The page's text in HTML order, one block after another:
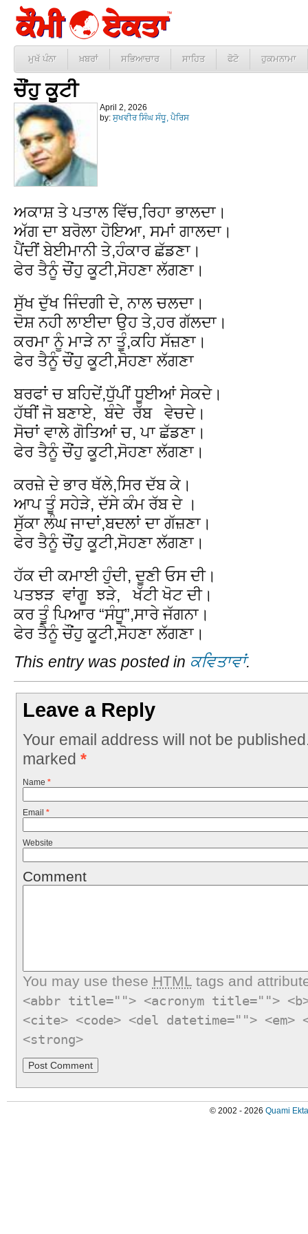
ਮੁਖੱ ਪੰਨਾ ਖ਼ਬਰਾਂ ਸਭਿਆਚਾਰ ਸਾਹਿਤ ਫੋਟੋ ਹੁਕਮਨਾਮਾ
ਚੌਂਹੁ ਕੂਟੀ
April 2, 2026
by: ਸੁਖਵੀਰ ਸਿੰਘ ਸੰਧੂ, ਪੈਰਿਸ
ਅਕਾਸ਼ ਤੇ ਪਤਾਲ ਵਿੱਚ,ਰਿਹਾ ਭਾਲਦਾ।
ਅੱਗ ਦਾ ਬਰੋਲਾ ਹੋਇਆ, ਸਮਾਂ ਗਾਲਦਾ।
ਪੈਂਦੀਂ ਬੇਈਮਾਨੀ ਤੇ,ਹੰਕਾਰ ਛੱਡਣਾ।
ਫੇਰ ਤੈਨੂੰ ਚੌਂਹੁ ਕੂਟੀ,ਸੋਹਣਾ ਲੱਗਣਾ।
ਸੁੱਖ ਦੁੱਖ ਜਿੰਦਗੀ ਦੇ, ਨਾਲ ਚਲਦਾ।
ਦੋਸ਼ ਨਹੀ ਲਾਈਦਾ ਉਹ ਤੇ,ਹਰ ਗੱਲਦਾ।
ਕਰਮਾ ਨੂੰ ਮਾੜੇ ਨਾ ਤੂੰ,ਕਹਿ ਸੱਜ਼ਣਾ।
ਫੇਰ ਤੈਨੂੰ ਚੌਂਹੁ ਕੂਟੀ,ਸੋਹਣਾ ਲੱਗਣਾ
ਬਰਫਾਂ ਚ ਬਹਿਦੇਂ,ਧੁੱਪੀਂ ਧੂਈਆਂ ਸੇਕਦੇ।
ਹੱਥੀਂ ਜੋ ਬਣਾਏ, ਬੰਦੇ ਰੱਬ ਵੇਚਦੇ।
ਸੋਚਾਂ ਵਾਲੇ ਗੋਤਿਆਂ ਚ, ਪਾ ਛੱਡਣਾ।
ਫੇਰ ਤੈਨੂੰ ਚੌਂਹੁ ਕੂਟੀ,ਸੋਹਣਾ ਲੱਗਣਾ।
ਕਰਜ਼ੇ ਦੇ ਭਾਰ ਥੱਲੇ,ਸਿਰ ਦੱਬ ਕੇ।
ਆਪ ਤੂੰ ਸਹੇੜੇ, ਦੱਸੇ ਕੰਮ ਰੱਬ ਦੇ ।
ਸੁੱਕਾ ਲੰਘ ਜਾਦਾਂ,ਬਦਲਾਂ ਦਾ ਗੱਜ਼ਣਾ।
ਫੇਰ ਤੈਨੂੰ ਚੌਂਹੁ ਕੂਟੀ,ਸੋਹਣਾ ਲੱਗਣਾ।
ਹੱਕ ਦੀ ਕਮਾਈ ਹੁੰਦੀ, ਦੂਣੀ ਓਸ ਦੀ।
ਪਤਝੜ ਵਾਂਗੂ ਝੜੇ, ਖੱਟੀ ਖੋਟ ਦੀ।
ਕਰ ਤੂੰ ਪਿਆਰ “ਸੰਧੂ”,ਸਾਰੇ ਜੱਗਨਾ।
ਫੇਰ ਤੈਨੂੰ ਚੌਂਹੁ ਕੂਟੀ,ਸੋਹਣਾ ਲੱਗਣਾ।
This entry was posted in ਕਵਿਤਾਵਾਂ.
Leave a Reply
Your email address will not be
marked *
Name *
Email *
Website
Comment
You may use these HTMLtags and
<abbr title=""> <acronym title="">
<cite> <code> <del datetime="">
<strong>
© 2002 - 2026 Quami